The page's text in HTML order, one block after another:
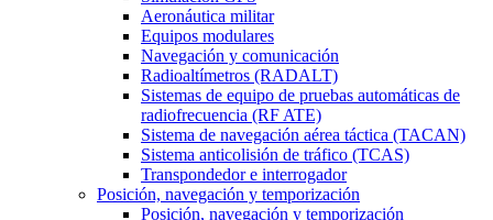
Aeronáutica militar
Equipos modulares
Navegación y comunicación
Radioaltímetros (RADALT)
Sistemas de equipo de pruebas automáticas de
radiofrecuencia (RF ATE)
Sistema de navegación aérea táctica (TACAN)
Sistema anticolisión de tráfico (TCAS)
Transpondedor e interrogador
Posición, navegación y temporización
Posición, navegación y temporización